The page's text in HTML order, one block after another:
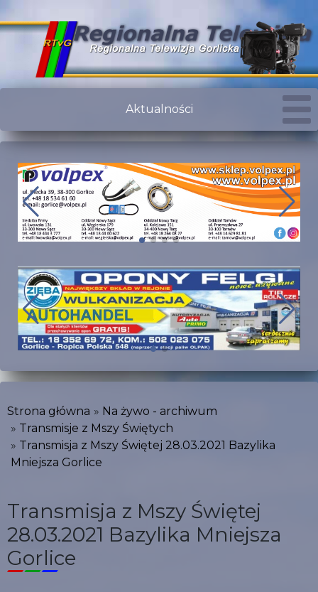
Aktualności
Strona główna
Na żywo - archiwum
Transmisje z Mszy Świętych
Transmisja z Mszy Świętej 28.03.2021 Bazylika
Mniejsza Gorlice
Transmisja z Mszy Świętej
28.03.2021 Bazylika Mniejsza
Gorlice